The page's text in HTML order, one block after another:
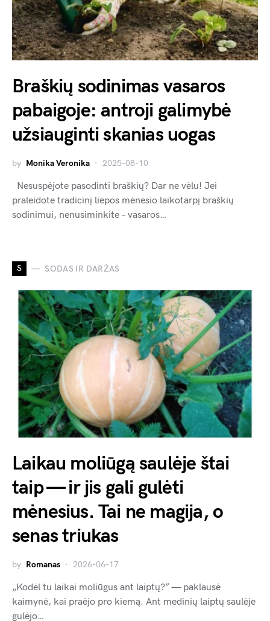
Braškių sodinimas vasaros
pabaigoje: antroji galimybė
užsiauginti skanias uogas
by Monika Veronika 2025-08-10
Nesuspėjote pasodinti braškių? Dar ne vėlu! Jei
praleidote tradicinį liepos mėnesio laikotarpį braškių
sodinimui, nenusiminkite – vasaros…
S SODAS IR DARŽAS
Laikau moliūgą saulėje štai
taip — ir jis gali gulėti
mėnesius. Tai ne magija, o
senas triukas
by Romanas 2026-06-17
„Kodėl tu laikai moliūgus ant laiptų?” — paklausė
kaimynė, kai praėjo pro kiemą. Ant medinių laiptų saulėje
gulėjo…